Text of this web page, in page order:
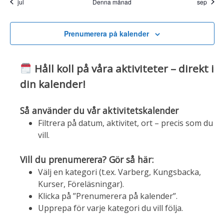
Prenumerera på kalender
Håll koll på våra aktiviteter – direkt i
din kalender!
Så använder du vår aktivitetskalender
Filtrera på datum, aktivitet, ort – precis som du
vill.
Vill du prenumerera? Gör så här:
Välj en kategori (t.ex. Varberg, Kungsbacka,
Kurser, Föreläsningar).
Klicka på ”Prenumerera på kalender”.
Upprepa för varje kategori du vill följa.